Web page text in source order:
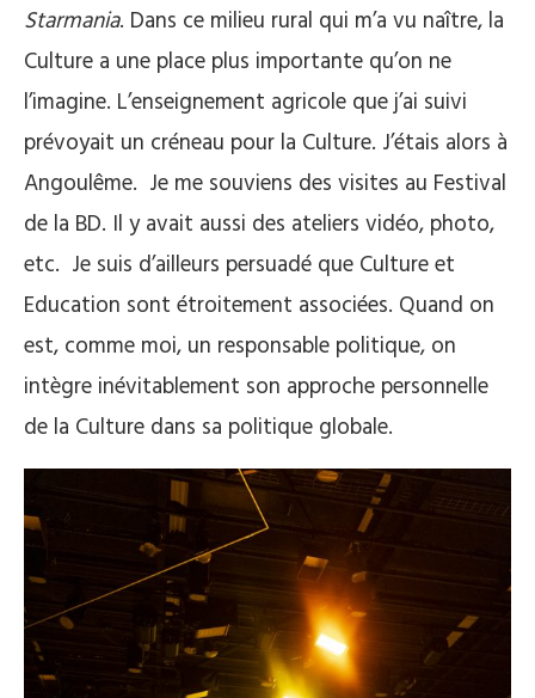
Starmania. Dans ce milieu rural qui m’a vu naître, la
Culture a une place plus importante qu’on ne
l’imagine. L’enseignement agricole que j’ai suivi
prévoyait un créneau pour la Culture. J’étais alors à
Angoulême. Je me souviens des visites au Festival
de la BD. Il y avait aussi des ateliers vidéo, photo,
etc. Je suis d’ailleurs persuadé que Culture et
Education sont étroitement associées. Quand on
est, comme moi, un responsable politique, on
intègre inévitablement son approche personnelle
de la Culture dans sa politique globale.